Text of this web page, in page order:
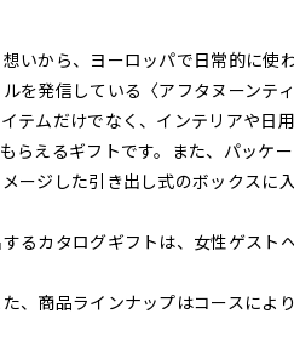
いから、ヨーロッパで日常的に使
を発信している〈アフタヌーンティ
テムだけでなく、インテリアや日用
らえるギフトです。また、パッケ
ージした引き出し式のボックスに
るカタログギフトは、女性ゲスト
、商品ラインナップはコースによ